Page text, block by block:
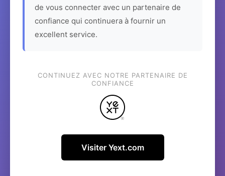
de vous connecter avec un partenaire de
confiance qui continuera à fournir un
excellent service.
CONTINUEZ AVEC NOTRE PARTENAIRE DE
CONFIANCE
Visiter Yext.com